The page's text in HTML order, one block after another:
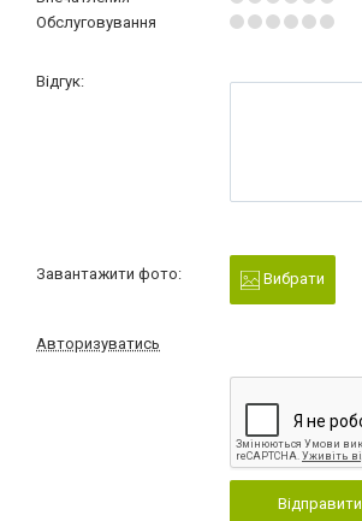
Обслуговування
Відгук:
Завантажити фото: Вибрати
Авторизуватись
Відправити